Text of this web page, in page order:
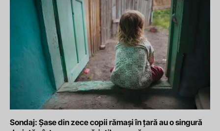
Sondaj: Șase din zece copii rămași în țară au o singură